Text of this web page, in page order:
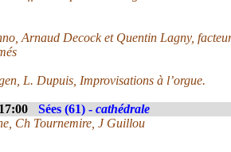
Arnaud Decock et Quentin Lagny,
L. Dupuis, Improvisations à l’orgue.
17:00 Sées (61) - cathédrale
Ch Tournemire, J Guillou